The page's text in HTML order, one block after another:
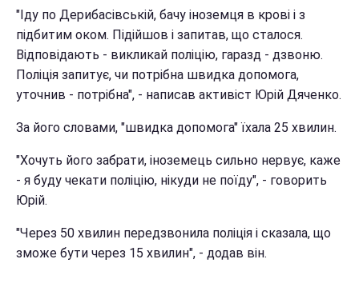
"Іду по Дерибасівській, бачу іноземця в крові і з
підбитим оком. Підійшов і запитав, що сталося.
Відповідають - викликай поліцію, гаразд - дзвоню.
Поліція запитує, чи потрібна швидка допомога,
уточнив - потрібна", - написав активіст Юрій Дяченко.
За його словами, "швидка допомога" їхала 25 хвилин.
"Хочуть його забрати, іноземець сильно нервує, каже
- я буду чекати поліцію, нікуди не поїду", - говорить
Юрій.
"Через 50 хвилин передзвонила поліція і сказала, що
зможе бути через 15 хвилин", - додав він.